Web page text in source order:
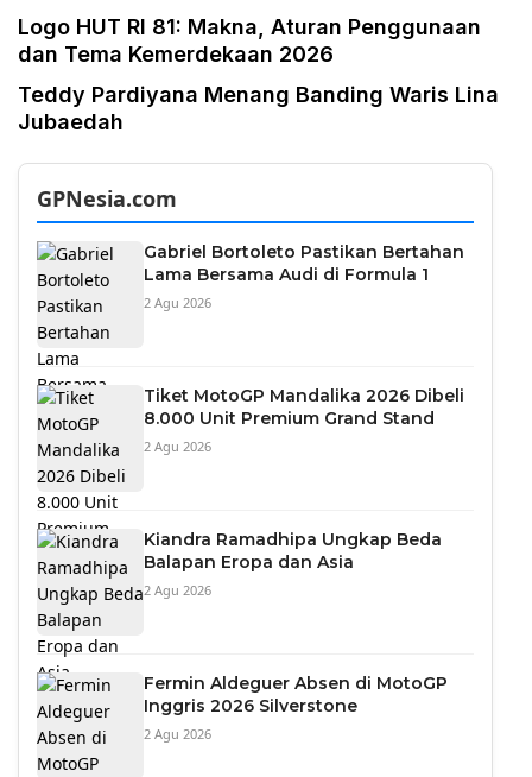
Logo HUT RI 81: Makna, Aturan Penggunaan
dan Tema Kemerdekaan 2026
Teddy Pardiyana Menang Banding Waris Lina
Jubaedah
GPNesia.com
Gabriel Bortoleto Pastikan Bertahan
Lama Bersama Audi di Formula 1
2 Agu 2026
Tiket MotoGP Mandalika 2026 Dibeli
8.000 Unit Premium Grand Stand
2 Agu 2026
Kiandra Ramadhipa Ungkap Beda
Balapan Eropa dan Asia
2 Agu 2026
Fermin Aldeguer Absen di MotoGP
Inggris 2026 Silverstone
2 Agu 2026